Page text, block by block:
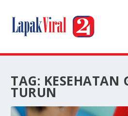
TAG: KESEHATAN
TURUN